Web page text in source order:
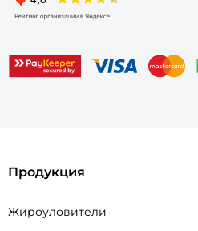
Продукция
Жироуловители